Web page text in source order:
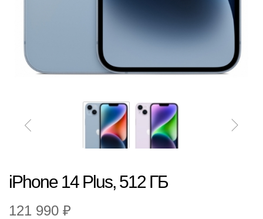
iPhone 14 Plus, 512 ГБ
121 990 ₽